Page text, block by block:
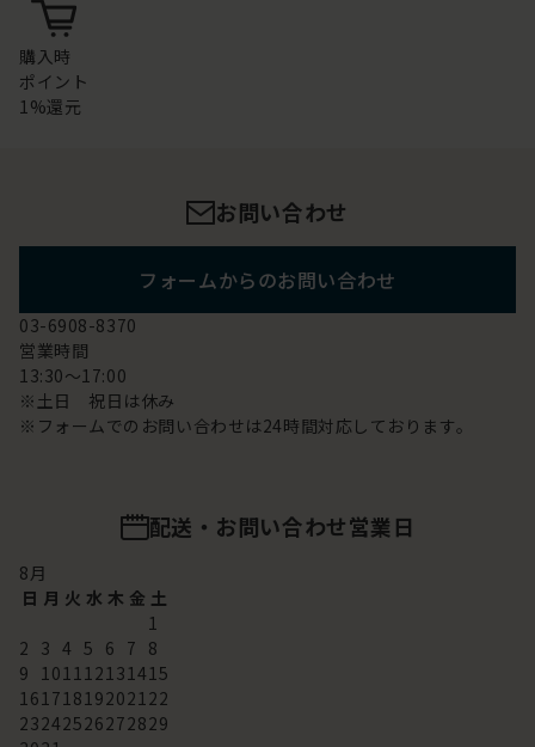
購入時
ポイント
1%還元
お問い合わせ
フォームからのお問い合わせ
03-6908-8370
営業時間
13:30～17:00
※土日 祝日は休み
※フォームでのお問い合わせは24時間対応しております。
配送・お問い合わせ営業日
8月
日 月 火 水 木 金 土
1
2 3 4 5 6 7 8
9 101112131415
16171819202122
23242526272829